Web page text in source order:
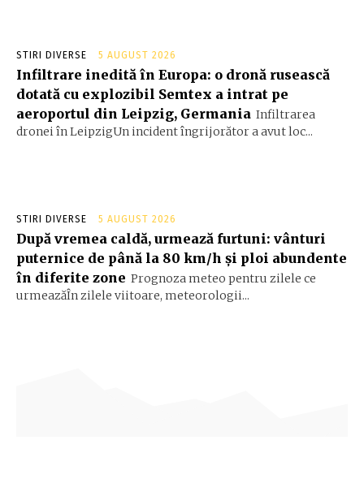
STIRI DIVERSE 5 AUGUST 2026
Infiltrare inedită în Europa: o dronă rusească
dotată cu explozibil Semtex a intrat pe
aeroportul din Leipzig, Germania Infiltrarea
dronei în LeipzigUn incident îngrijorător a avut loc...
STIRI DIVERSE 5 AUGUST 2026
După vremea caldă, urmează furtuni: vânturi
puternice de până la 80 km/h și ploi abundente
în diferite zone Prognoza meteo pentru zilele ce
urmeazăÎn zilele viitoare, meteorologii...